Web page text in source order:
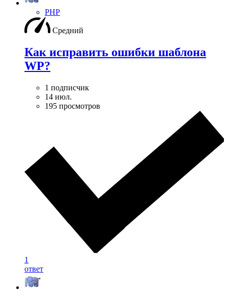
PHP
Средний
Как исправить ошибки шаблона
WP?
1 подписчик
14 июл.
195 просмотров
1
ответ